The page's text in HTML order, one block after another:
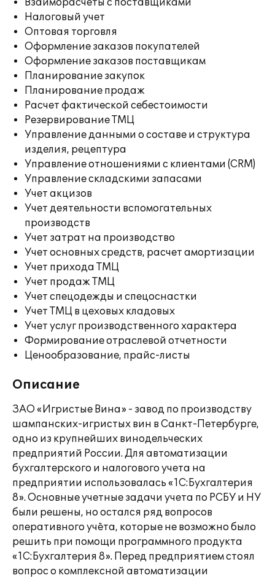
Взаиморасчеты с поставщиками
Налоговый учет
Оптовая торговля
Оформление заказов покупателей
Оформление заказов поставщикам
Планирование закупок
Планирование продаж
Расчет фактической себестоимости
Резервирование ТМЦ
Управление данными о составе и структура
изделия, рецептура
Управление отношениями с клиентами (CRM)
Управление складскими запасами
Учет акцизов
Учет деятельности вспомогательных
производств
Учет затрат на производство
Учет основных средств, расчет амортизации
Учет прихода ТМЦ
Учет продаж ТМЦ
Учет спецодежды и спецоснастки
Учет ТМЦ в цеховых кладовых
Учет услуг производственного характера
Формирование отраслевой отчетности
Ценообразование, прайс-листы
Описание
ЗАО «Игристые Вина» - завод по производству
шампанских-игристых вин в Санкт-Петербурге,
одно из крупнейших винодельческих
предприятий России. Для автоматизации
бухгалтерского и налогового учета на
предприятии использовалась «1С:Бухгалтерия
8». Основные учетные задачи учета по РСБУ и НУ
были решены, но остался ряд вопросов
оперативного учёта, которые не возможно было
решить при помощи программного продукта
«1С:Бухгалтерия 8». Перед предприятием стоял
вопрос о комплексной автоматизации